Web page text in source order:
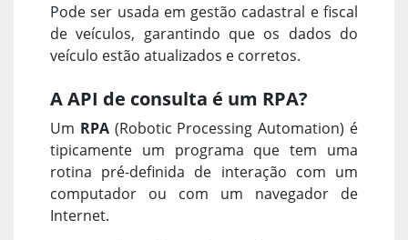
Pode ser usada em gestão cadastral e fiscal
de veículos, garantindo que os dados do
veículo estão atualizados e corretos.
A API de consulta é um RPA?
Um RPA(Robotic Processing Automation) é
tipicamente um programa que tem uma
rotina pré-definida de interação com um
computador ou com um navegador de
Internet.